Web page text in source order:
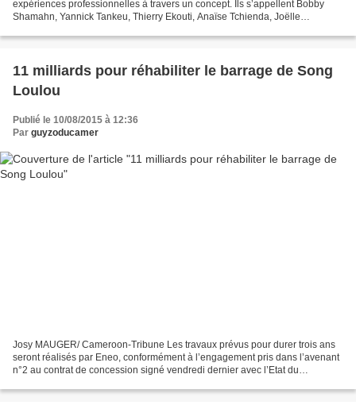
expériences professionnelles à travers un concept. Ils s’appellent Bobby
Shamahn, Yannick Tankeu, Thierry Ekouti, Anaïse Tchienda, Joëlle
11 milliards pour réhabiliter le barrage de Song
Loulou
Publié le 10/08/2015 à 12:36
Par guyzoducamer
Josy MAUGER/ Cameroon-Tribune Les travaux prévus pour durer trois ans
seront réalisés par Eneo, conformément à l’engagement pris dans l’avenant
n°2 au contrat de concession signé vendredi dernier avec l’Etat du